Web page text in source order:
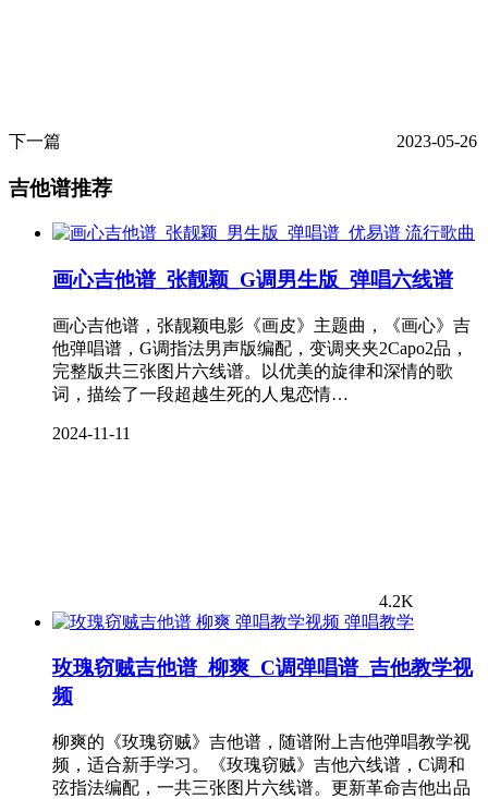
下一篇 2023-05-26
吉他谱推荐
流行歌曲
画心吉他谱_张靓颖_G调男生版_弹唱六线谱
画心吉他谱，张靓颖电影《画皮》主题曲，《画心》吉
他弹唱谱，G调指法男声版编配，变调夹夹2Capo2品，
完整版共三张图片六线谱。以优美的旋律和深情的歌
词，描绘了一段超越生死的人鬼恋情…
2024-11-11
4.2K
弹唱教学
玫瑰窃贼吉他谱_柳爽_C调弹唱谱_吉他教学视
频
柳爽的《玫瑰窃贼》吉他谱，随谱附上吉他弹唱教学视
频，适合新手学习。《玫瑰窃贼》吉他六线谱，C调和
弦指法编配，一共三张图片六线谱。更新革命吉他出品